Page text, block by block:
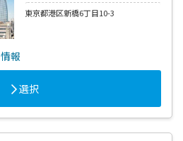
東京都港区新橋6丁目10-3
情報
選択